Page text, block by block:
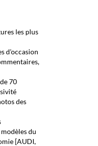
les plus
d'occasion
70
des
du
[AUDI,